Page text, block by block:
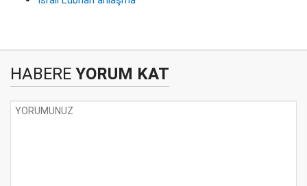
HABERE YORUM KAT